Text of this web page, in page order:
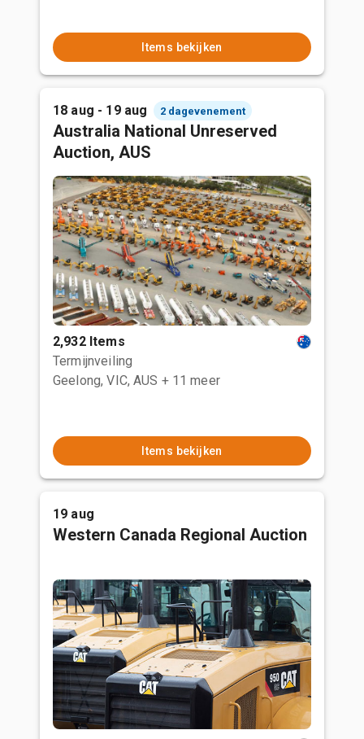
Items bekijken
18 aug - 19 aug 2 dagevenement
Australia National Unreserved
Auction, AUS
2,932 Items
Termijnveiling
Geelong, VIC, AUS + 11 meer
Items bekijken
19 aug
Western Canada Regional Auction